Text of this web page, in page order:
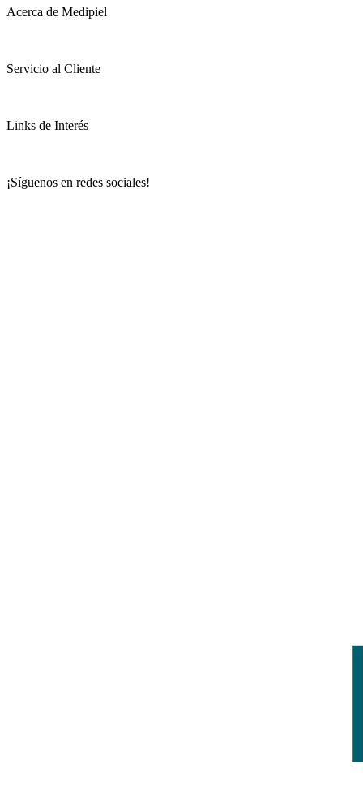
Acerca de Medipiel
Servicio al Cliente
Links de Interés
¡Síguenos en redes sociales!